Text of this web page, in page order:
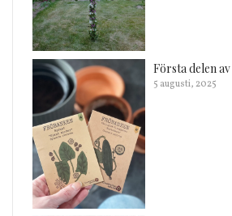
Första delen av
5 augusti, 2025